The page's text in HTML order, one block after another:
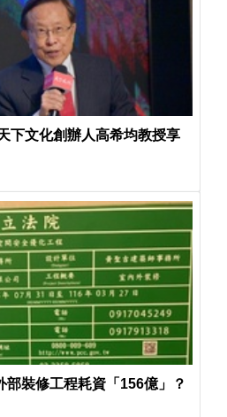
下文化創辦人高希均教授享
部裝修工程耗資「156億」？